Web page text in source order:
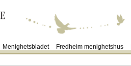
Menighetsbladet Fredheim menighetshus